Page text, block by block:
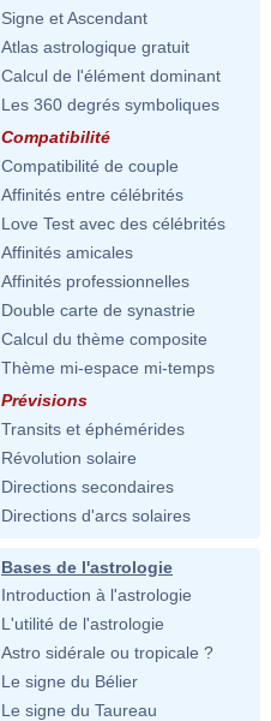
Signe et Ascendant
Atlas astrologique gratuit
Calcul de l'élément dominant
Les 360 degrés symboliques
Compatibilité
Compatibilité de couple
Affinités entre célébrités
Love Test avec des célébrités
Affinités amicales
Affinités professionnelles
Double carte de synastrie
Calcul du thème composite
Thème mi-espace mi-temps
Prévisions
Transits et éphémérides
Révolution solaire
Directions secondaires
Directions d'arcs solaires
Bases de l'astrologie
Introduction à l'astrologie
L'utilité de l'astrologie
Astro sidérale ou tropicale ?
Le signe du Bélier
Le signe du Taureau